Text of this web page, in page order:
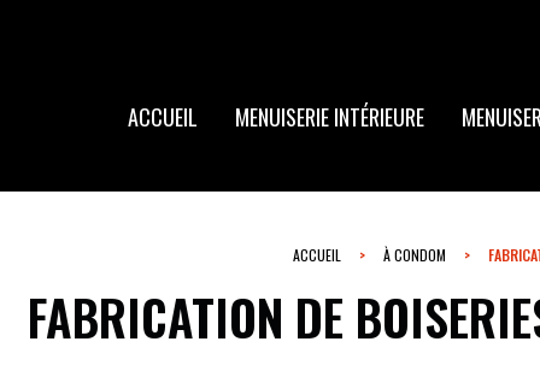
ACCUEIL MENUISERIE INTÉRIEURE
ACCUEIL À CONDOM
FABRICATION DE